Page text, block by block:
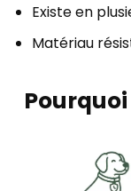
Existe en
Matériau